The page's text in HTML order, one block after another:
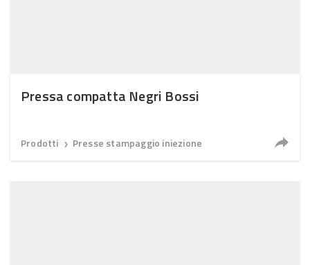
Pressa compatta Negri Bossi
Prodotti ❯ Presse stampaggio iniezione